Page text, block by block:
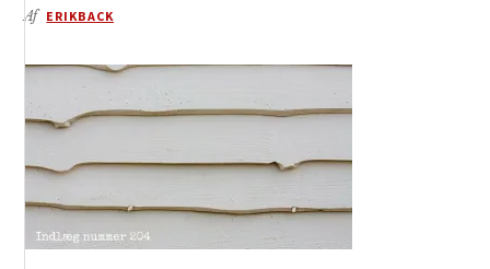
Af ERIKBACK